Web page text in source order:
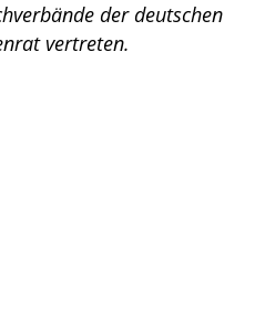
der deutschen
vertreten.